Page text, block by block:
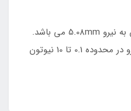
در این مدل قطر ناحیه حساس به نیرو 5.08mm می باشد.
همچنین توانایی تشخیص نیرو در محدوده 0.1 تا 10 نیوتون